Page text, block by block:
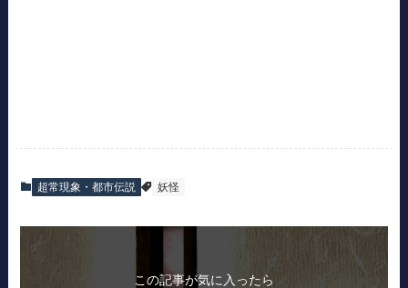
超常現象・都市伝説 妖怪
この記事が気に入ったら